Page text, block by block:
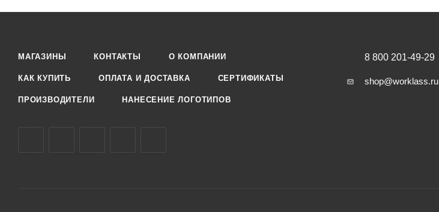
МАГАЗИНЫ КОНТАКТЫ О КОМПАНИИ
КАК КУПИТЬ ОПЛАТА И ДОСТАВКА СЕРТИФИКАТЫ
ПРОИЗВОДИТЕЛИ НАНЕСЕНИЕ ЛОГОТИПОВ
8 800 201-49-29
shop@worklass.ru